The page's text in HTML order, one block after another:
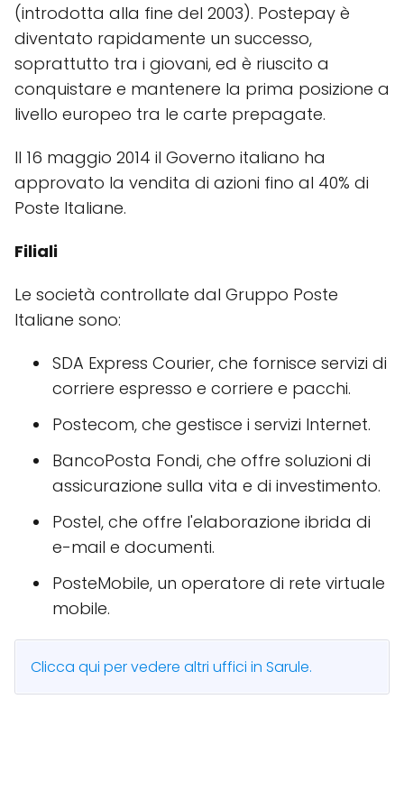
(introdotta alla fine del 2003). Postepay è
diventato rapidamente un successo,
soprattutto tra i giovani, ed è riuscito a
conquistare e mantenere la prima posizione a
livello europeo tra le carte prepagate.
Il 16 maggio 2014 il Governo italiano ha
approvato la vendita di azioni fino al 40% di
Poste Italiane.
Filiali
Le società controllate dal Gruppo Poste
Italiane sono:
SDA Express Courier, che fornisce servizi di
corriere espresso e corriere e pacchi.
Postecom, che gestisce i servizi Internet.
BancoPosta Fondi, che offre soluzioni di
assicurazione sulla vita e di investimento.
Postel, che offre l'elaborazione ibrida di
e-mail e documenti.
PosteMobile, un operatore di rete virtuale
mobile.
Clicca qui per vedere altri uffici in Sarule.